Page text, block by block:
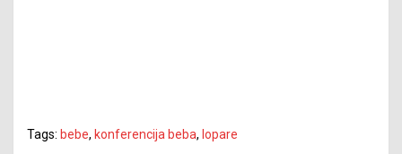
Tags: bebe, konferencija beba, lopare